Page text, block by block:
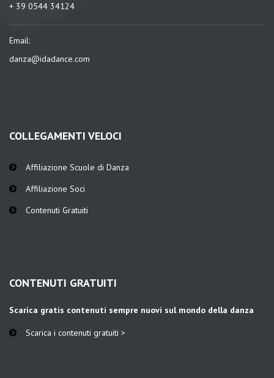
+ 39 0544 34124
Email:
danza@idadance.com
COLLEGAMENTI VELOCI
Affiliazione Scuole di Danza
Affiliazione Soci
Contenuti Gratuiti
CONTENUTI GRATUITI
Scarica gratis contenuti sempre nuovi sul mondo della danza
Scarica i contenuti gratuiti >